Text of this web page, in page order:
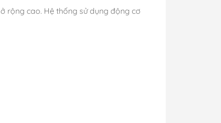
rộng cao. Hệ thống sử dụng động cơ